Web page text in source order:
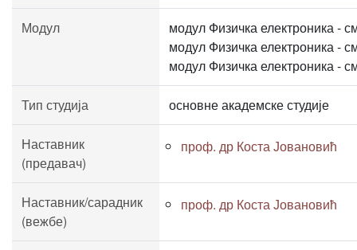
Модул
модул Физичка електроника -
модул Физичка електроника -
модул Физичка електроника -
Тип студија основне академске студије
Наставник
(предавач)
проф. др Коста Јовановић
Наставник/сарадник
(вежбе)
проф. др Коста Јовановић